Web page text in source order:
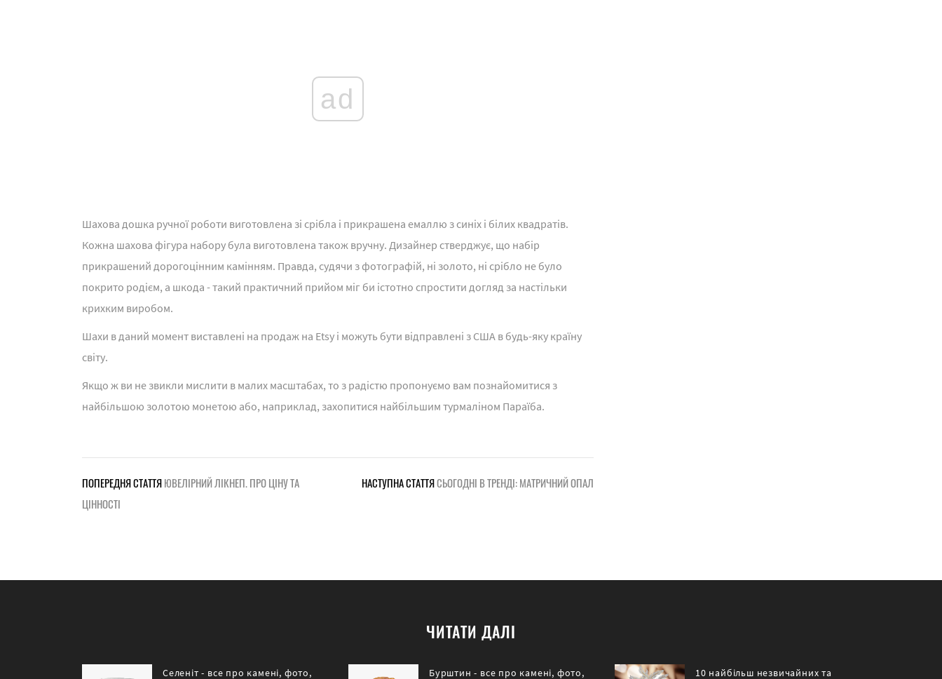
ad
Шахова дошка ручної роботи виготовлена зі срібла і прикрашена емаллю з синіх і білих квадратів.
Кожна шахова фігура набору була виготовлена також вручну. Дизайнер стверджує, що набір
прикрашений дорогоцінним камінням. Правда, судячи з фотографій, ні золото, ні срібло не було
покрито родієм, а шкода - такий практичний прийом міг би істотно спростити догляд за настільки
крихким виробом.
Шахи в даний момент виставлені на продаж на Etsy і можуть бути відправлені з США в будь-яку країну
світу.
Якщо ж ви не звикли мислити в малих масштабах, то з радістю пропонуємо вам познайомитися з
найбільшою золотою монетою або, наприклад, захопитися найбільшим турмаліном Параїба.
ПОПЕРЕДНЯ СТАТТЯЮВЕЛІРНИЙ ЛІКНЕП. ПРО ЦІНУ ТА
ЦІННОСТІ
НАСТУПНА СТАТТЯСЬОГОДНІ В ТРЕНДІ: МАТРИЧНИЙ ОПАЛ
ЧИТАТИ ДАЛІ
Селеніт - все про камені, фото, Бурштин - все про камені, фото, 10 найбільш незвичайних та